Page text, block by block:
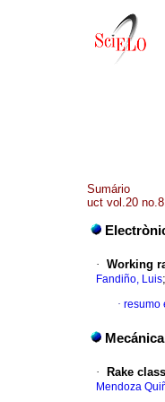
Sumário
uct vol.20
· Working
Fandiño, Luis;
· resumo
Mecánica
· Rake
Mendoza